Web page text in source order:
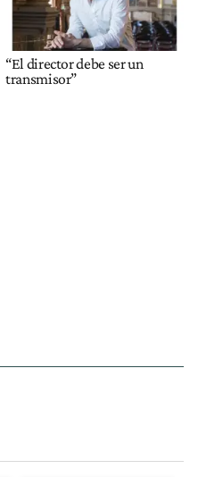
“El director debe ser un
transmisor”